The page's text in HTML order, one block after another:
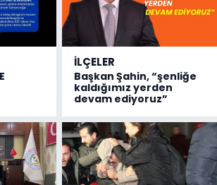
İLÇELER
Başkan Şahin, “şenliğe
kaldığımız yerden
devam ediyoruz”